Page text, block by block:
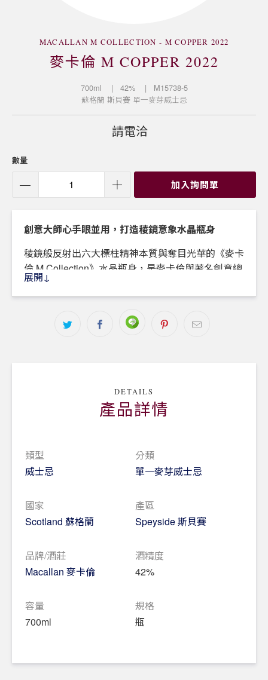
MACALLAN M COLLECTION - M COPPER 2022
麥卡倫 M COPPER 2022
700ml | 42%
| M15738-5
蘇格蘭 斯貝賽 單一麥芽威士忌
請電洽
數量
加入詢問單
創意大師心手眼並用，打造稜鏡意象水晶瓶身
稜鏡般反射出六大標柱精神本質與奪目光華的《麥卡
倫 M Collection》水晶瓶身，是麥卡倫與著名創意總
監Fabien Baron、法國水晶製造商Lalique萊儷合作
誕生的精美傑作。Fabien Baron費心構思，設計出六
個三角形切面組成的高雅瓶身，並藉Lalique萊儷水
晶職人之手塑形出質感細緻、晶瑩清透的實體，充分
創意夢想家Nick Knight的攝影鏡頭呈現於世人面
《 麥卡倫 M Collection - M Copper 》代表六大標柱
「精緻小巧的蒸餾器」，是麥卡倫淬鍊濃郁醇厚酒體
的至要關鍵。麥卡倫蒸餾器獨特的尺寸與形狀讓酒液
能精粹出每一滴濃郁芳香、醇厚紮實的麥卡倫。
麥卡倫 M Collection - M Copper 》，反映出麥卡倫
堅持以精粹提供最佳品質並以之為傲。
香氣：鮮甜的香蕉、西洋梨和白桃，伴隨著麥芽餅
乾、棉花糖和香草，並隱約散發出檸檬柑橘香。
芽香和橡木辛香味。
展開↓
DETAILS
產品詳情
類型
威士忌
分類
單一麥芽威士忌
國家
Scotland 蘇格蘭
產區
Speyside 斯貝賽
品牌/酒莊
Macallan 麥卡倫
酒精度
42%
容量
700ml
規格
瓶